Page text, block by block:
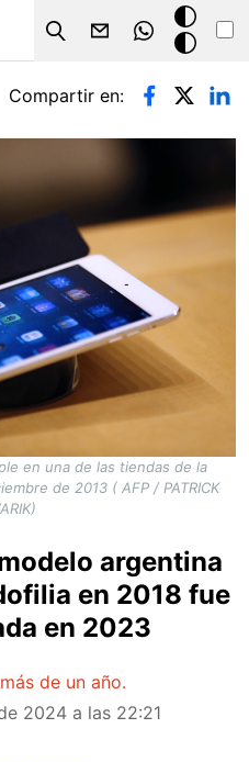
Search
Modo
oscuro
Compartir en:
en una de las tiendas de la
de 2013 ( AFP / PATRICK
argentina
en 2018 fue
en 2023
de un año.
2024 a las 22:21